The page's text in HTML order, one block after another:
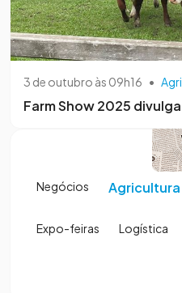
3 de outubro às 09h16 •
Farm Show 2025
Negócios Agricultura
Expo-feiras Logística